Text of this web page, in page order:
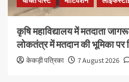
कृषि महाविद्यालय में मतदाता
लोकतंत्र में मतदान की भूमिका पर
केकड़ी पत्रिका 7 August 2026